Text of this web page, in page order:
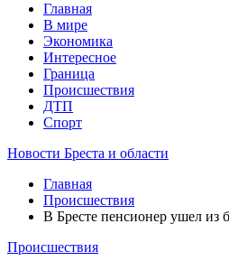
Главная
В мире
Экономика
Интересное
Граница
Происшествия
ДТП
Спорт
Новости Бреста и области
Главная
Происшествия
В Бресте пенсионер ушел из
Происшествия